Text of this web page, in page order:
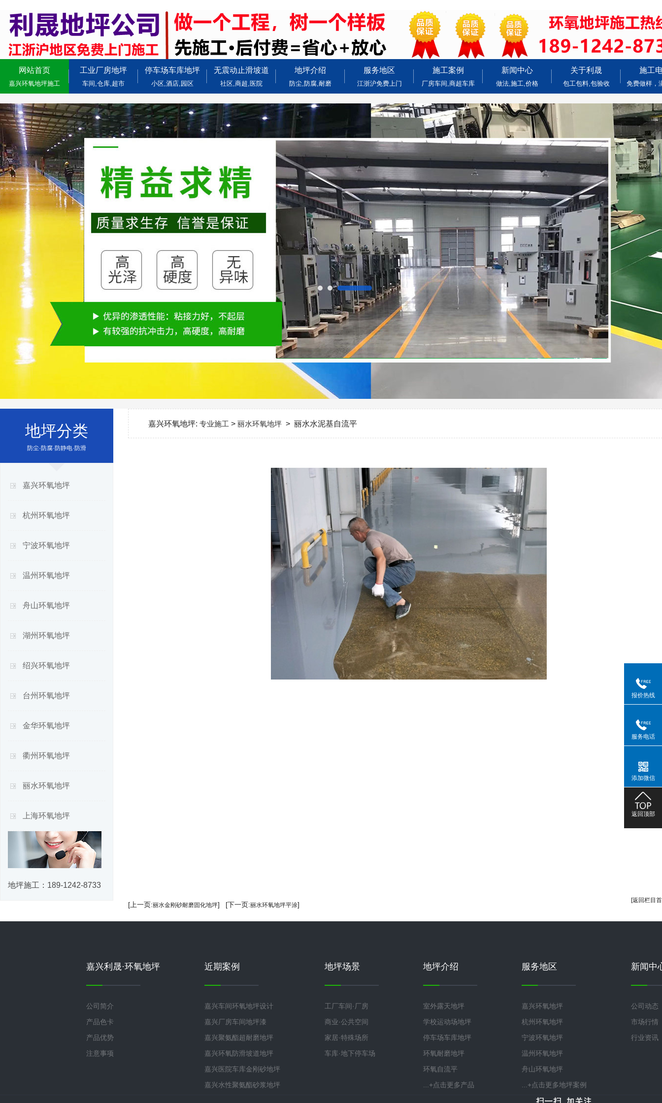
网站首页
嘉兴环氧地坪施工
工业厂房地坪
车间,仓库,超市
停车场车库地坪
小区,酒店,园区
无震动止滑坡道
社区,商超,医院
地坪介绍
防尘,防腐,耐磨
服务地区
江浙沪免费上门
施工案例
厂房车间,商超车库
新闻中心
做法,施工,价格
关于利晟
包工包料,包验收
施工
免费做样，
地坪分类
防尘·防腐·防静电·防滑
嘉兴环氧地坪
杭州环氧地坪
宁波环氧地坪
温州环氧地坪
舟山环氧地坪
湖州环氧地坪
绍兴环氧地坪
台州环氧地坪
金华环氧地坪
衢州环氧地坪
丽水环氧地坪
上海环氧地坪
地坪施工： 189-1242-8733
嘉兴环氧地坪: 专业施工 > 丽水环氧地坪 > 丽水水泥基自流平
[返回栏目
[上一页:丽水金刚砂耐磨固化地坪] [下一页:丽水环氧地坪平涂]
嘉兴利晟·环氧地坪
公司简介
产品色卡
产品优势
注意事项
近期案例
嘉兴车间环氧地坪设计
嘉兴厂房车间地坪漆
嘉兴聚氨酯超耐磨地坪
嘉兴环氧防滑坡道地坪
嘉兴医院车库金刚砂地坪
嘉兴水性聚氨酯砂浆地坪
地坪场景
工厂车间·厂房
商业·公共空间
家居·特殊场所
车库·地下停车场
地坪介绍
室外露天地坪
学校运动场地坪
停车场车库地坪
环氧耐磨地坪
环氧自流平
...+点击更多产品
服务地区
嘉兴环氧地坪
杭州环氧地坪
宁波环氧地坪
温州环氧地坪
舟山环氧地坪
...+点击更多地坪案例
新闻中
公司动态
市场行情
行业资讯
报价热线
服务电话
添加微信
返回顶部